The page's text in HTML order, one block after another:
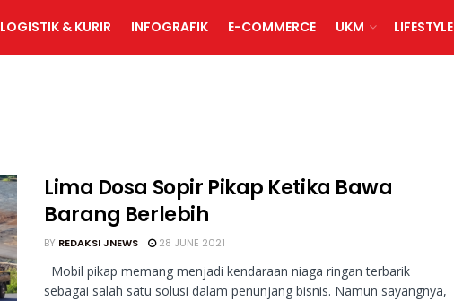
LOGISTIK & KURIR INFOGRAFIK E-COMMERCE UKM LIFESTYLE
Lima Dosa Sopir Pikap Ketika Bawa
Barang Berlebih
BY REDAKSI JNEWS 28 JUNE 2021
Mobil pikap memang menjadi kendaraan niaga ringan terbarik
sebagai salah satu solusi dalam penunjang bisnis. Namun sayangnya,